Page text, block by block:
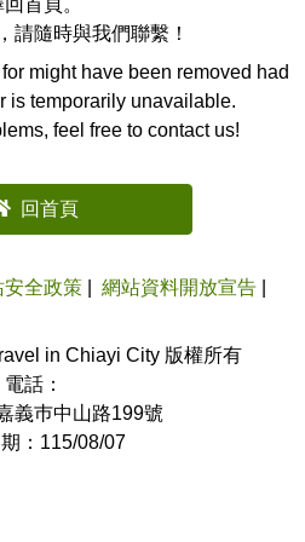
首頁。
請隨時與我們聯繫！
might have been removed had
is temporarily unavailable.
feel free to contact us!
回首頁
安全政策 網站資料開放宣告
in Chiayi City 版權所有
電話：
義巿中山路199號
：115/08/07